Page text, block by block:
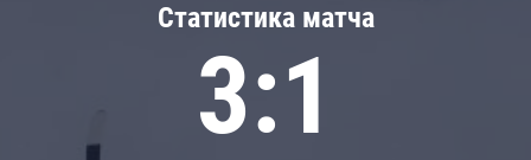
Статистика матча
3:1